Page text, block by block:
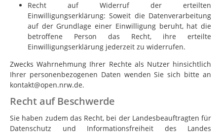
Recht auf Widerruf der erteilten
Einwilligungserklärung: Soweit die Datenverarbeitung
auf der Grundlage einer Einwilligung beruht, hat die
betroffene Person das Recht, ihre erteilte
Einwilligungserklärung jederzeit zu widerrufen.
Zwecks Wahrnehmung Ihrer Rechte als Nutzer hinsichtlich
Ihrer personenbezogenen Daten wenden Sie sich bitte an
kontakt@open.nrw.de.
Recht auf Beschwerde
Sie haben zudem das Recht, bei der Landesbeauftragten für
Datenschutz und Informationsfreiheit des Landes